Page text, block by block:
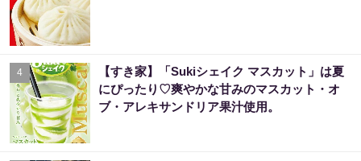
4
【すき家】「Sukiシェイク マスカット」は夏
にぴったり♡爽やかな甘みのマスカット・オ
ブ・アレキサンドリア果汁使用。